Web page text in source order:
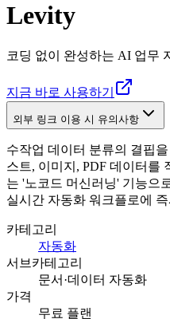
Levity
코딩 없이 완성하는 AI 업무
지금 바로 사용하기
외부 링크 이용 시 유의사항
수작업 데이터 분류의 결핍
스트, 이미지, PDF 데이터를
는 '노코드 머신러닝' 기능으
실시간 자동화 워크플로에
카테고리
자동화
서브카테고리
문서·데이터 자동화
가격
무료 플랜